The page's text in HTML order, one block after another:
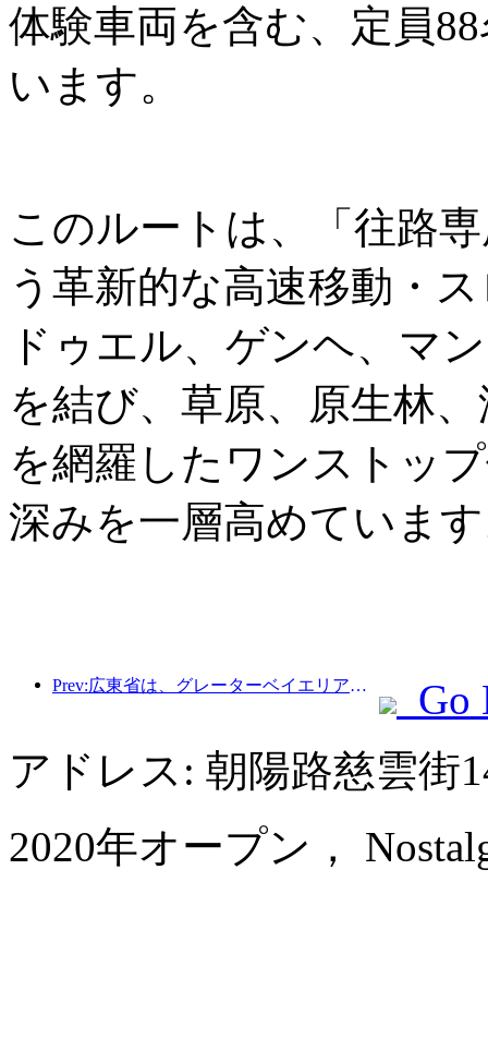
体験車両を含む、定員
います。
このルートは、「往路
う革新的な高速移動・
ドゥエル、ゲンヘ、マ
を結び、草原、原生林
を網羅したワンストッ
深みを一層高めていま
Prev:広東省は、グレーターベイエリアを世界クラスの観光地にするためのサービス産業能力拡大計画を発表した。
Go
アドレス: 朝陽路慈雲街
2020年オープン，